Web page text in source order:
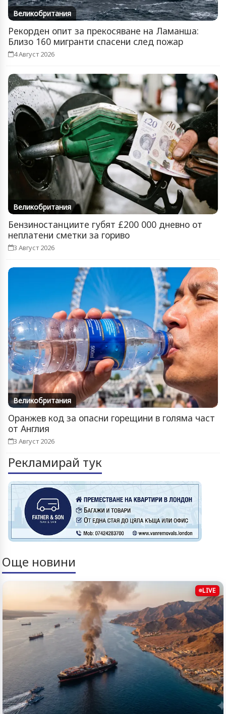
Великобритания
Рекорден опит за прекосяване на Ламанша:
Близо 160 мигранти спасени след пожар
4 Август 2026
Великобритания
Бензиностанциите губят £200 000 дневно от
неплатени сметки за гориво
3 Август 2026
Великобритания
Оранжев код за опасни горещини в голяма част
от Англия
3 Август 2026
Рекламирай тук
Още новини
LIVE